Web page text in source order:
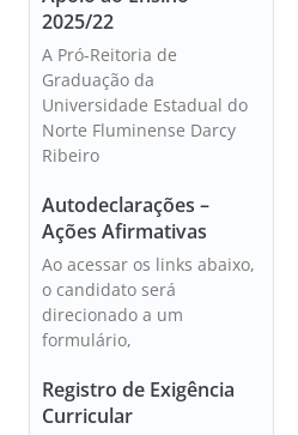
2025/22
A Pró-Reitoria de
Graduação da
Universidade Estadual do
Norte Fluminense Darcy
Ribeiro
Autodeclarações –
Ações Afirmativas
Ao acessar os links abaixo,
o candidato será
direcionado a um
formulário,
Registro de Exigência
Curricular